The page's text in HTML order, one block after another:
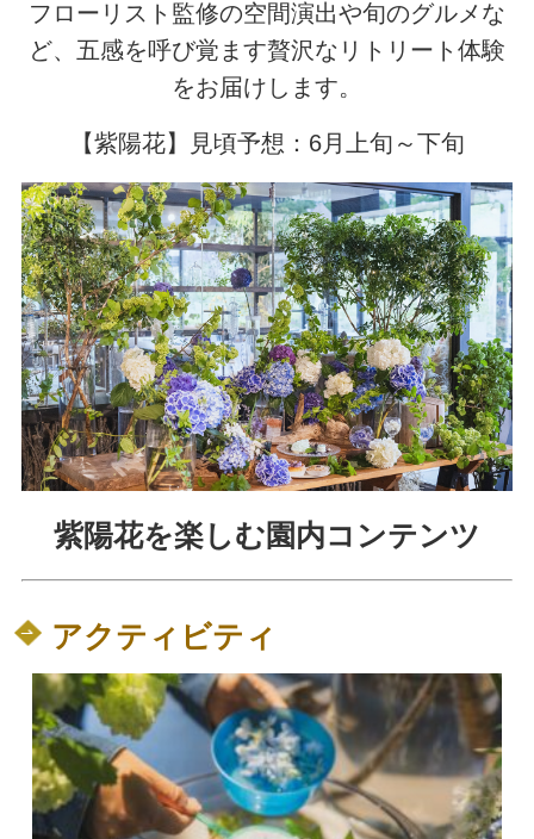
フローリスト監修の空間演出や旬のグルメな
ど、五感を呼び覚ます贅沢なリトリート体験
をお届けします。
【紫陽花】見頃予想：6月上旬～下旬
紫陽花を楽しむ園内コンテンツ
アクティビティ